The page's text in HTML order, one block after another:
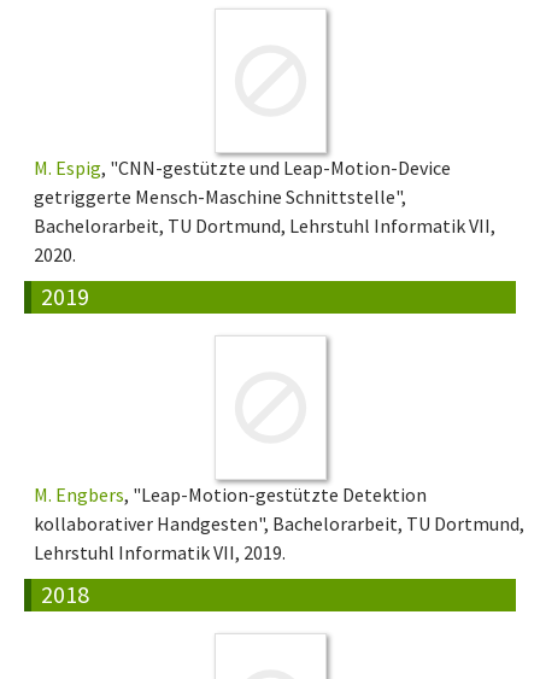
M. Espig, "CNN-gestützte und Leap-Motion-Device
getriggerte Mensch-Maschine Schnittstelle",
Bachelorarbeit, TU Dortmund, Lehrstuhl Informatik VII,
2020.
2019
M. Engbers, "Leap-Motion-gestützte Detektion
kollaborativer Handgesten", Bachelorarbeit, TU Dortmund,
Lehrstuhl Informatik VII, 2019.
2018